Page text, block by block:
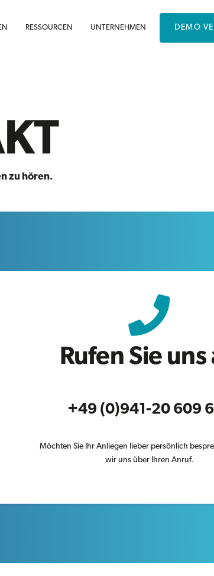
RESSOURCEN UNTERNEHMEN DEMO
zu hören.
Rufen Sie uns
+49 (0)941-20 609
Möchten Sie Ihr Anliegen lieber persönlich
wir uns über Ihren Anruf.